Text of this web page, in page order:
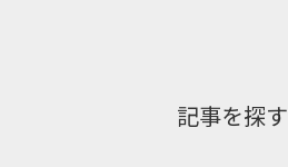
記事を探す